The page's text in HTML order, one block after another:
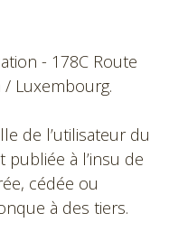
- 178C Route
/ Luxembourg.
de l’utilisateur du
publiée à l’insu de
cédée ou
à des tiers.